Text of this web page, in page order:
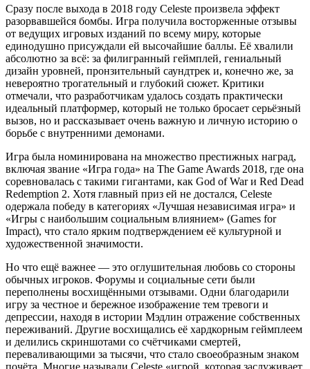
Сразу после выхода в 2018 году Celeste произвела эффект
разорвавшейся бомбы. Игра получила восторженные отзывы
от ведущих игровых изданий по всему миру, которые
единодушно присуждали ей высочайшие баллы. Её хвалили
абсолютно за всё: за филигранный геймплей, гениальный
дизайн уровней, пронзительный саундтрек и, конечно же, за
невероятно трогательный и глубокий сюжет. Критики
отмечали, что разработчикам удалось создать практически
идеальный платформер, который не только бросает серьёзный
вызов, но и рассказывает очень важную и личную историю о
борьбе с внутренними демонами.
Игра была номинирована на множество престижных наград,
включая звание «Игра года» на The Game Awards 2018, где она
соревновалась с такими гигантами, как God of War и Red Dead
Redemption 2. Хотя главный приз ей не достался, Celeste
одержала победу в категориях «Лучшая независимая игра» и
«Игры с наибольшим социальным влиянием» (Games for
Impact), что стало ярким подтверждением её культурной и
художественной значимости.
Но что ещё важнее — это оглушительная любовь со стороны
обычных игроков. Форумы и социальные сети были
переполнены восхищёнными отзывами. Одни благодарили
игру за честное и бережное изображение тем тревоги и
депрессии, находя в истории Мэдлин отражение собственных
переживаний. Другие восхищались её хардкорным геймплеем
и делились скриншотами со счётчиками смертей,
переваливающими за тысячи, что стало своеобразным знаком
почёта. Многие называли Celeste «игрой, которая заслуживает